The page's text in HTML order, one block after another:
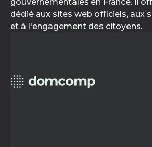
dédié aux sites web officiels, aux
et à l'engagement des citoyens.